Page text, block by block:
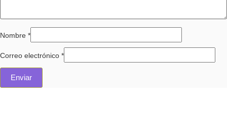
Nombre *
Correo electrónico *